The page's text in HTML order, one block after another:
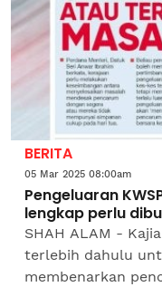
BERITA
05 Mar 2025 08:00am
Pengeluaran
lengkap perlu
SHAH ALAM -
terlebih dahulu
membenarkan